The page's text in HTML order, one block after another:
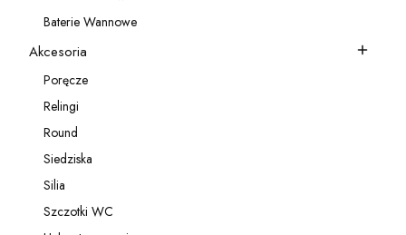
Kategoria - Akcesoria do wanien
Kategoria - Baterie Wannowe
Baterie Wannowe
Kategoria - Akcesoria
Akcesoria
Kategoria - Poręcze
Poręcze
Kategoria - Relingi
Relingi
Kategoria - Round
Round
Kategoria - Siedziska
Siedziska
Kategoria - Silia
Silia
Kategoria - Szczotki WC
Szczotki WC